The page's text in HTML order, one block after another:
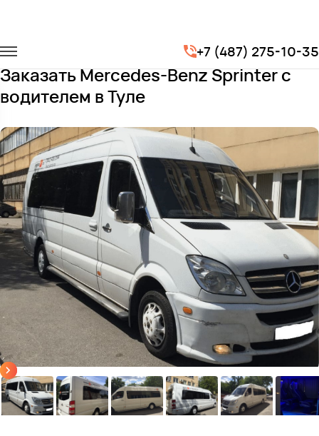
+7 (487) 275-10-35
Микроавтобусы
Mercedes-Benz Sprinter
Заказать Mercedes-Benz Sprinter с
водителем в Туле